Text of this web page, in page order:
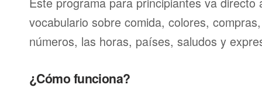
vocabulario sobre comida, colores,
números, las horas, países, saludos y
¿Cómo funciona?